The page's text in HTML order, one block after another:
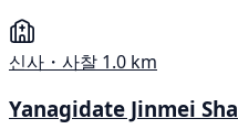
신사・사찰 1.0 km
Yanagidate Jinmei Sha